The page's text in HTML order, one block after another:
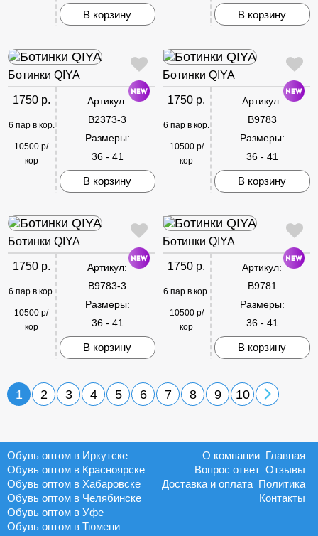
В корзину В корзину
Ботинки QIYA
1750 р.
6 пар в кор.
10500 р/
кор
Артикул:
B2373-3
Размеры:
36 - 41
В корзину
Ботинки QIYA
1750 р.
6 пар в кор.
10500 р/
кор
Артикул:
B9783
Размеры:
36 - 41
В корзину
Ботинки QIYA
1750 р.
6 пар в кор.
10500 р/
кор
Артикул:
B9783-3
Размеры:
36 - 41
В корзину
Ботинки QIYA
1750 р.
6 пар в кор.
10500 р/
кор
Артикул:
B9781
Размеры:
36 - 41
В корзину
1 2 3 4 5 6 7 8 9 10
Обувь оптом в Иркутске
Обувь оптом в Красноярске
Обувь оптом в Хабаровске
Обувь оптом в Челябинске
Обувь оптом в Уфе
Обувь оптом в Тюмени
Главная
О компании
Отзывы
Вопрос ответ
Политика
Доставка и оплата
Контакты